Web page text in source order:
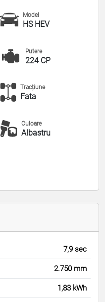
Model
HS HEV
Putere
224 CP
Tracțiune
Fata
Culoare
Albastru
7,9 sec
2.750 mm
1,83 kWh